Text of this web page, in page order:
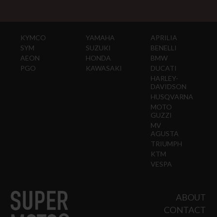
KYMCO
SYM
AEON
PGO
YAMAHA
SUZUKI
HONDA
KAWASAKI
APRILIA
BENELLI
BMW
DUCATI
HARLEY-
DAVIDSON
HUSQVARNA
MOTO
GUZZI
MV
AGUSTA
TRIUMPH
KTM
VESPA
ABOUT
CONTACT